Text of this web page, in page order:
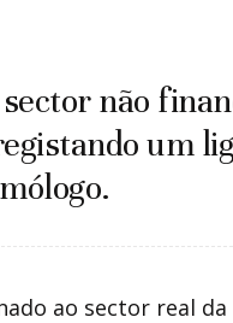
não
um
ao sector real